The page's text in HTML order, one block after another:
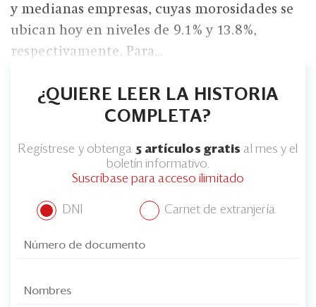
y medianas empresas, cuyas morosidades se
ubican hoy en niveles de 9.1% y 13.8%,
respectivamente. Para...
¿QUIERE LEER LA HISTORIA
COMPLETA?
Regístrese y obtenga 5 artículos gratis al mes y el
boletín informativo.
Suscríbase para acceso ilimitado
DNI Carnet de extranjería